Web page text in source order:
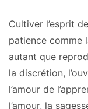
Cultiver l’esprit
patience comme
autant que
la discrétion,
l’amour de
l’amour, la